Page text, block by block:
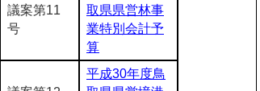
議案第11
号
取県県営林事
業特別会計予
算
平成30年度鳥